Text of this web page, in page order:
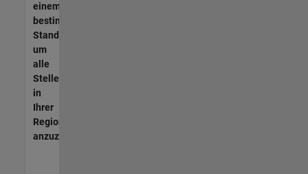
einem
bestimmten
Standort,
um
alle
Stellenangebote
in
Ihrer
Region
anzuzeigen.